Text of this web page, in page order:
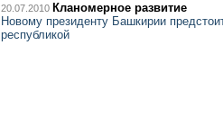
20.07.2010 Кланомерное развитие
Новому президенту Башкирии
республикой